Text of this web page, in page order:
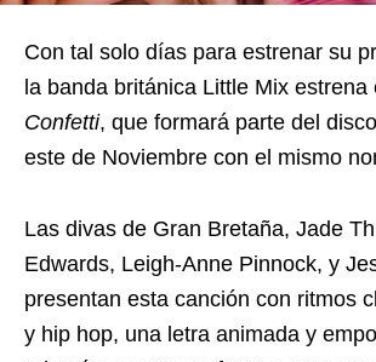
Con tal solo días para estrenar su
la banda británica Little Mix estrena
Confetti, que formará parte del
este de Noviembre con el mismo
Las divas de Gran Bretaña, Jade
Edwards, Leigh-Anne Pinnock, y
presentan esta canción con ritmos
y hip hop, una letra animada y